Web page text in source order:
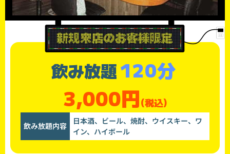
飲み放題120分
3,000円(税込)
飲み放題内容
日本酒、ビール、焼酎、ウイスキー、ワ
イン、ハイボール